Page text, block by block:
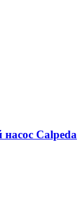
Calpeda